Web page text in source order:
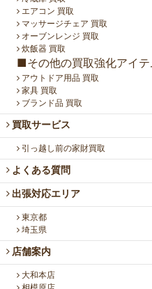
エアコン 買取
マッサージチェア 買取
オーブンレンジ 買取
炊飯器 買取
■その他の買取強化アイテ
アウトドア用品 買取
家具 買取
ブランド品 買取
買取サービス
引っ越し前の家財買取
よくある質問
出張対応エリア
東京都
埼玉県
店舗案内
大和本店